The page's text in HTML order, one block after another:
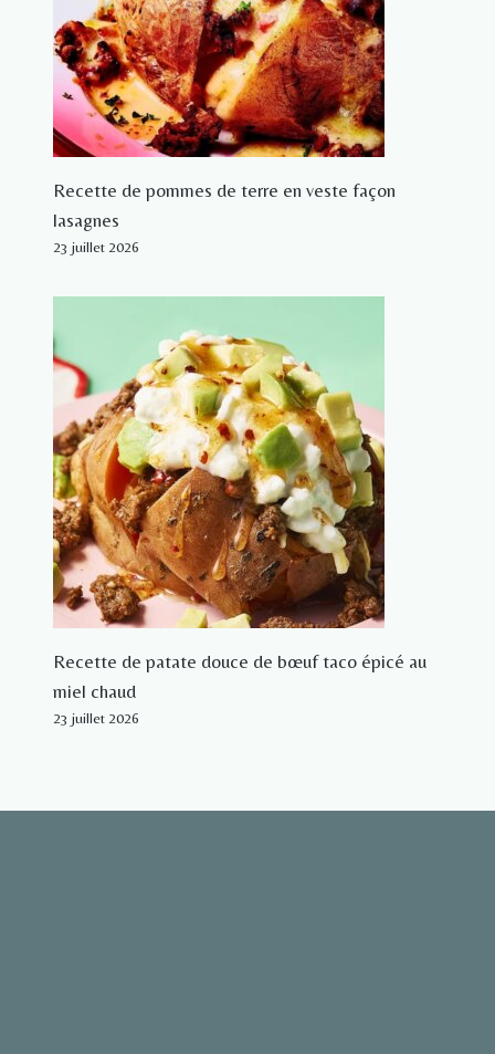
Recette de pommes de terre en veste façon
lasagnes
23 juillet 2026
Recette de patate douce de bœuf taco épicé au
miel chaud
23 juillet 2026